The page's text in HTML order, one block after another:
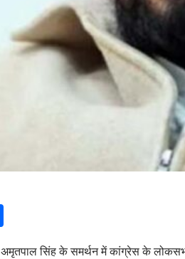
अमृतपाल सिंह के समर्थन में कांग्रेस के